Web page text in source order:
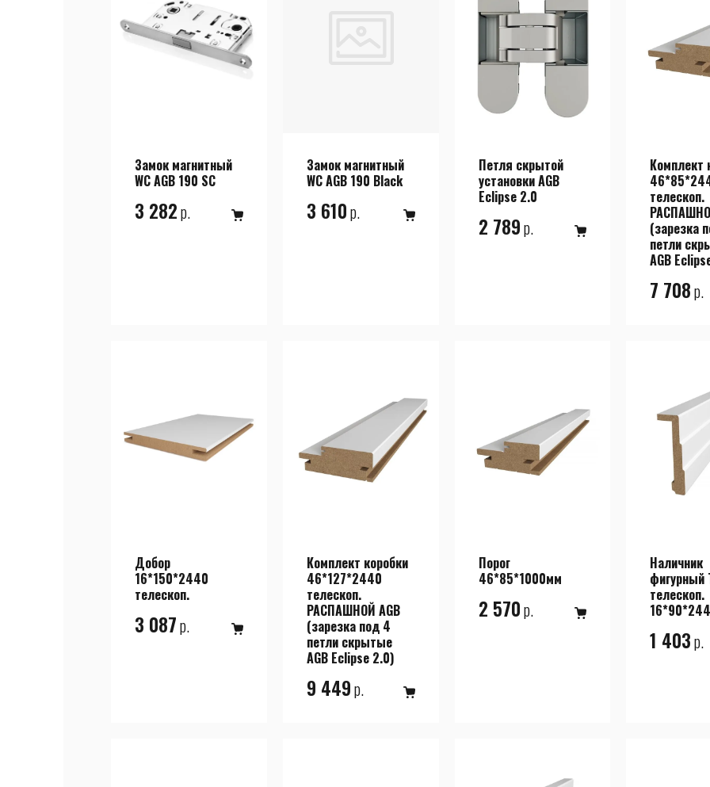
Замок магнитный
WC AGB 190 SC
3 282р.
Замок магнитный
WC AGB 190 Black
3 610р.
Петля скрытой
установки AGB
Eclipse 2.0
2 789р.
Комплект
телескоп.
(зарезка
петли
AGB
7 708р.
Добор
16*150*2440
телескоп.
3 087р.
Комплект коробки
46*127*2440
телескоп.
РАСПАШНОЙ AGB
(зарезка под 4
петли скрытые
AGB Eclipse 2.0)
9 449р.
Порог
46*85*1000мм
2 570р.
Наличник
телескоп.
1 403р.